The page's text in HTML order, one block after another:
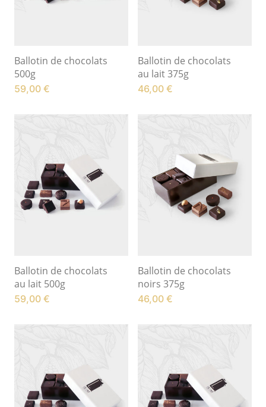
Ballotin de chocolats
500g
59,00 €
Ballotin de chocolats
au lait 375g
46,00 €
Ballotin de chocolats
au lait 500g
59,00 €
Ballotin de chocolats
noirs 375g
46,00 €